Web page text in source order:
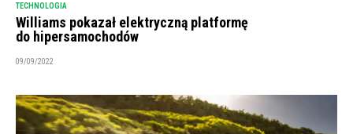
TECHNOLOGIA
Williams pokazał elektryczną platformę
do hipersamochodów
09/09/2022